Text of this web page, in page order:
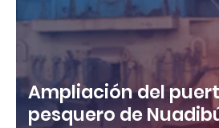
Ampliación del
pesquero de